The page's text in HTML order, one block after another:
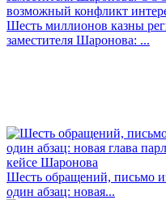
Шесть миллионов казны
заместителя Шаронова: ...
Шесть обращений, письмо
один абзац: новая...